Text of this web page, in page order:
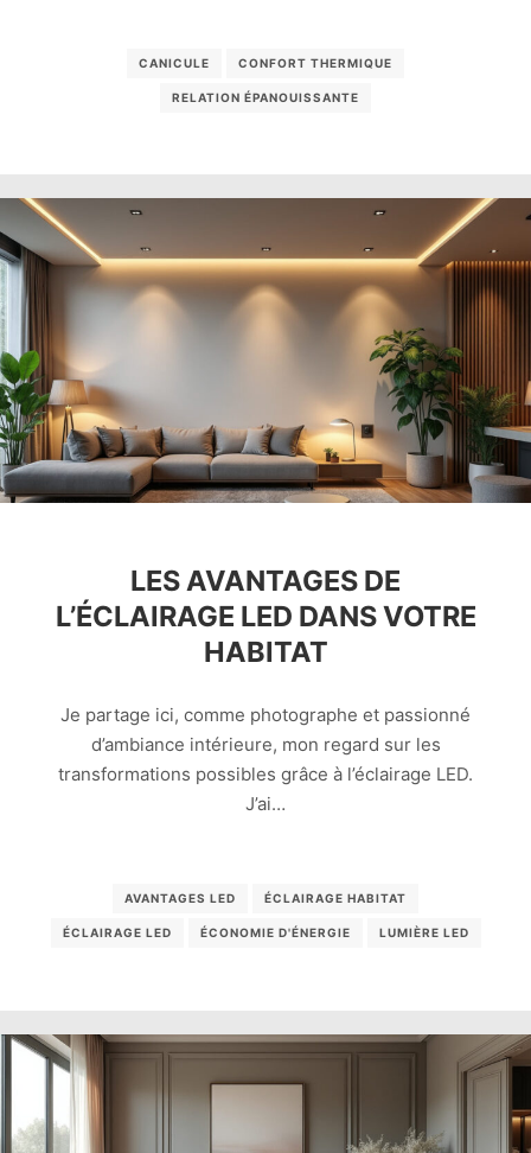
CANICULE CONFORT THERMIQUE
RELATION ÉPANOUISSANTE
LES AVANTAGES DE
L’ÉCLAIRAGE LED DANS VOTRE
HABITAT
Je partage ici, comme photographe et passionné
d’ambiance intérieure, mon regard sur les
transformations possibles grâce à l’éclairage LED.
J’ai…
AVANTAGES LED ÉCLAIRAGE HABITAT
ÉCLAIRAGE LED ÉCONOMIE D'ÉNERGIE LUMIÈRE LED